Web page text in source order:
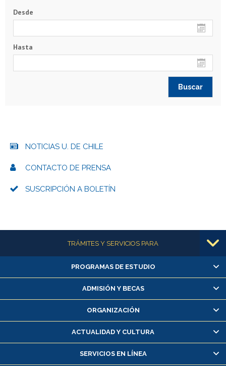
Desde
Hasta
NOTICIAS U. DE CHILE
CONTACTO DE PRENSA
SUSCRIPCIÓN A BOLETÍN
Más informaciónTRÁMITES Y SERVICIOS PARA
Alumnas/os y exalumnas/os
Matrícula en línea
Inscripción y cambio de asignaturas
Consulta y certificado de notas
Servicio médico y dental
Pago de arancel y crédito alumnos
PROGRAMAS DE ESTUDIO
ADMISIÓN Y BECAS
ORGANIZACIÓN
ACTUALIDAD Y CULTURA
SERVICIOS EN LÍNEA